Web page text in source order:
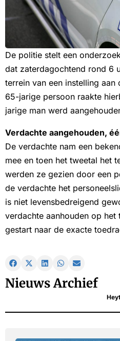
De politie stelt een
dat zaterdagochtend rond 6
terrein van een instelling aan
65-jarige persoon raakte
jarige man werd
Verdachte aangehouden,
De verdachte nam een
mee en toen het tweetal het
werden ze gezien door een
de verdachte het
is niet levensbedreigend
verdachte aanhouden op
gestart naar de exacte
Nieuws Archief